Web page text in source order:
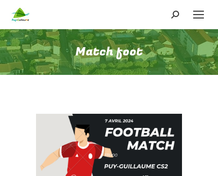
Recherche
:
Match foot